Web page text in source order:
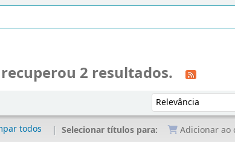
2 resultados.
Ordenar por:
todos Selecionar títulos para: Adicionar ao